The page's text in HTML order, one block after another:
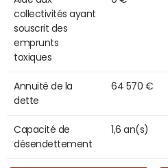
collectivités ayant
souscrit des
emprunts
toxiques
Annuité de la
dette
64 570 €
Capacité de
désendettement
1,6 an(s)